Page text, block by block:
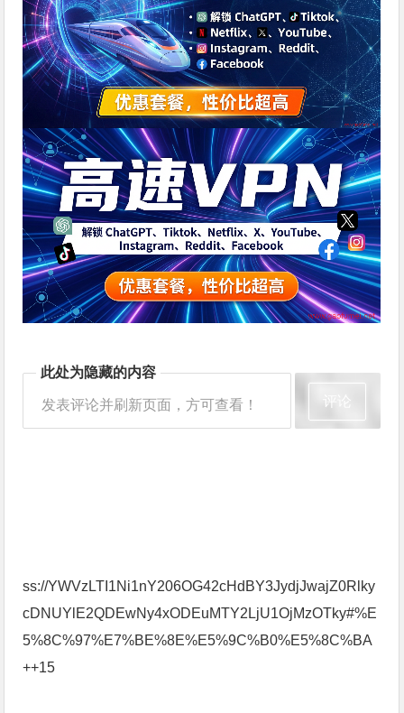
此处为隐藏的内容
发表评论并刷新页面，方可查看！ 评论
ss://YWVzLTI1Ni1nY206OG42cHdBY3JydjJwajZ0Rlky
cDNUYlE2QDEwNy4xODEuMTY2LjU1OjMzOTky#%E
5%8C%97%E7%BE%8E%E5%9C%B0%E5%8C%BA
++15